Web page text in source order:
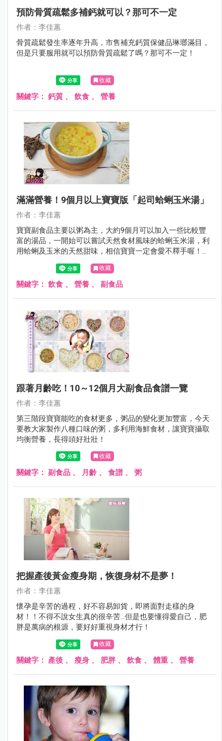
預防骨質疏鬆多補鈣就可以？那可不一定
作者：李佳蕙
骨質疏鬆發生率逐年升高，市售補充鈣質保健品琳瑯滿目，
但是只要服用就可以預防骨質疏鬆了嗎？那可不一定！
收藏
關鍵字： 鈣質 、 飲食 、 營養
滿滿營養！9個月以上寶寶版「起司蛤蜊玉米湯」
作者：李佳蕙
寶寶副食品主要以粥為主，大約9個月可以加入一些比較豐
富的湯品，一開始可以嘗試天然食材風味的蛤蜊玉米湯，利
用蛤蜊及玉米的天然甜味，相信寶寶一定會愛不釋手喔！今
天營養師教大家簡單做出起司蛤蜊玉米湯。
收藏
關鍵字： 飲食 、 營養 、 副食品
跟著月齡吃！10～12個月大副食品食譜一覽
作者：李佳蕙
第三階段寶寶能吃的食材更多，粥品的變化更加豐富，今天
要教大家製作八種口味的粥，多利用海鮮食材，讓寶寶攝取
均衡營養，長得頭好壯壯！
收藏
關鍵字： 副食品 、 月齡、 食譜 、 粥
把握產後黃金瘦身期，恢復身材不是夢！
作者：李佳蕙
懷孕是辛苦的過程，好不容易卸貨，即將面對走樣的身
材！！不得不說女生真的很辛苦…但是也要懂得愛自己，肥
胖是萬病的根源，要好好重視身材才行！
收藏
關鍵字： 產後 、 瘦身 、 肥胖、 飲食 、 體重 、 營養